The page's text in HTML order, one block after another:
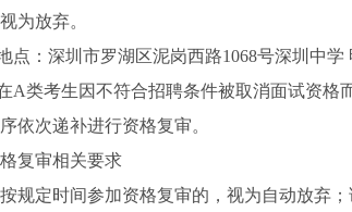
为放弃。
点：深圳市罗湖区泥岗西路1068号深圳中学
A类考生因不符合招聘条件被取消面试资格
依次递补进行资格复审。
复审相关要求
规定时间参加资格复审的，视为自动放弃